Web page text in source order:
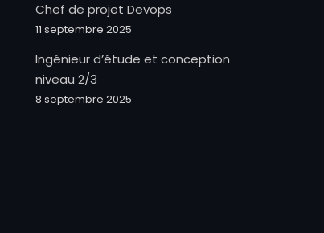
Chef de projet Devops
11 septembre 2025
Ingénieur d’étude et conception
niveau 2/3
8 septembre 2025